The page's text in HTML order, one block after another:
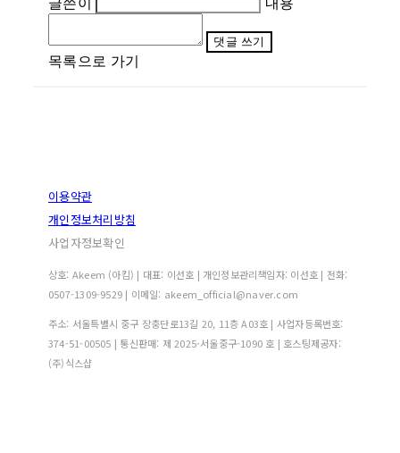
글쓴이
내용
댓글 쓰기
목록으로 가기
이용약관
개인정보처리방침
사업자정보확인
상호: Akeem (아킴) | 대표: 이선호 | 개인정보관리책임자: 이선호 | 전화:
0507-1309-9529 | 이메일: akeem_official@naver.com
주소: 서울특별시 중구 장충단로13길 20, 11층 A03호 | 사업자등록번호:
374-51-00505 | 통신판매: 제 2025-서울중구-1090 호 | 호스팅제공자:
(주)식스샵